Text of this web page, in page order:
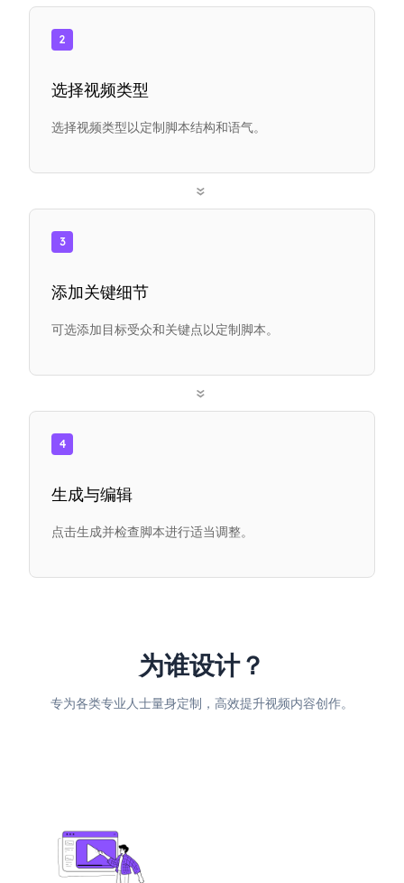
2
选择视频类型
选择视频类型以定制脚本结构和语气。
»
3
添加关键细节
可选添加目标受众和关键点以定制脚本。
»
4
生成与编辑
点击生成并检查脚本进行适当调整。
为谁设计？
专为各类专业人士量身定制，高效提升视频内容创作。